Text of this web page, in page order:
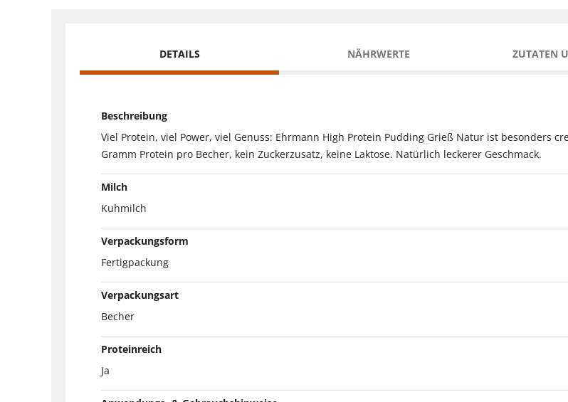
DETAILS NÄHRWERTE ZUTATEN
Beschreibung
Viel Protein, viel Power, viel Genuss: Ehrmann High Protein Pudding Grieß Natur ist besonders
Gramm Protein pro Becher, kein Zuckerzusatz, keine Laktose. Natürlich leckerer Geschmack.
Milch
Kuhmilch
Verpackungsform
Fertigpackung
Verpackungsart
Becher
Proteinreich
Ja